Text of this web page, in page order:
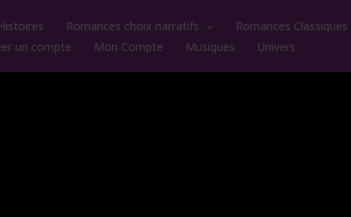
Histoires Romances choix narratifs Romances Classiques
un compte Mon Compte Musiques Univers